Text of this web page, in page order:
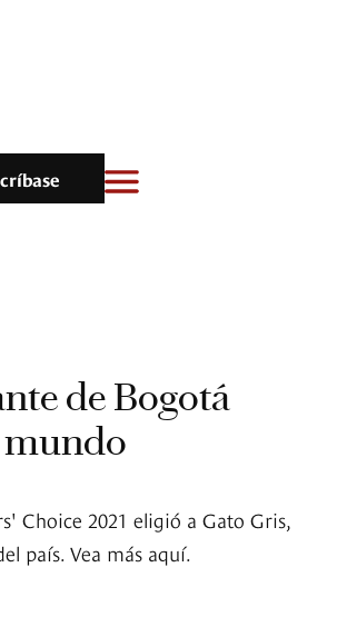
de Bogotá
mundo
Choice 2021 eligió a Gato Gris,
país. Vea más aquí.